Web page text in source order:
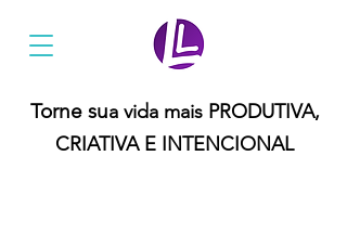
Torne sua vida mais PRODUTIVA,
CRIATIVA E INTENCIONAL